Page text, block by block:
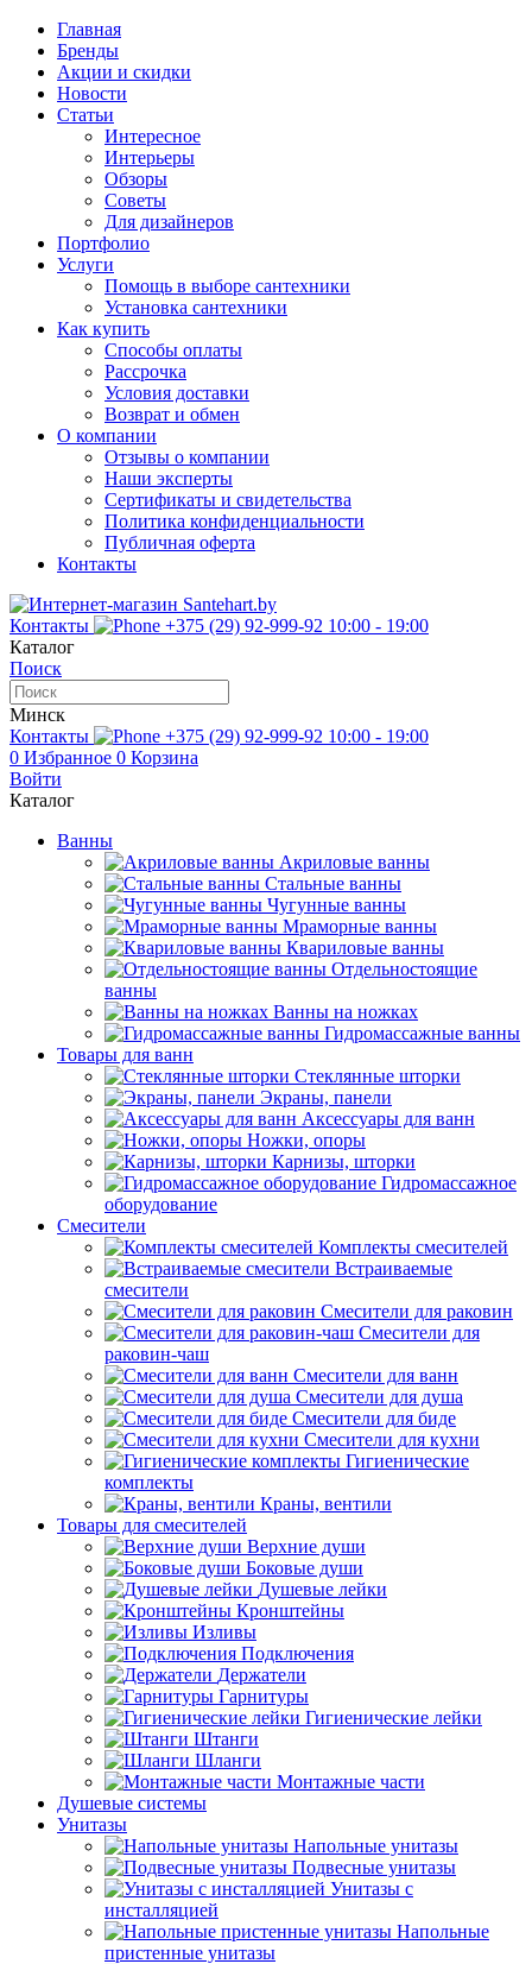
Главная
Бренды
Акции и скидки
Новости
Статьи
Интересное
Интерьеры
Обзоры
Советы
Для дизайнеров
Портфолио
Услуги
Помощь в выборе сантехники
Установка сантехники
Как купить
Способы оплаты
Рассрочка
Условия доставки
Возврат и обмен
О компании
Отзывы о компании
Наши эксперты
Сертификаты и свидетельства
Политика конфиденциальности
Публичная оферта
Контакты
Контакты +375 (29) 92-999-92 10:00 - 19:00
Каталог
Поиск
Минск
Контакты
+375 (29) 92-999-92 10:00 - 19:00
0 Избранное 0 Корзина
Войти
Каталог
Ванны
Акриловые ванны
Стальные ванны
Чугунные ванны
Мраморные ванны
Квариловые ванны
Отдельностоящие
ванны
Ванны на ножках
Гидромассажные ванны
Товары для ванн
Стеклянные шторки
Экраны, панели
Аксессуары для ванн
Ножки, опоры
Карнизы, шторки
Гидромассажное
оборудование
Смесители
Комплекты смесителей
Встраиваемые
смесители
Смесители для раковин
Смесители для
раковин-чаш
Смесители для ванн
Смесители для душа
Смесители для биде
Смесители для кухни
Гигиенические
комплекты
Краны, вентили
Товары для смесителей
Верхние души
Боковые души
Душевые лейки
Кронштейны
Изливы
Подключения
Держатели
Гарнитуры
Гигиенические лейки
Штанги
Шланги
Монтажные части
Душевые системы
Унитазы
Напольные унитазы
Подвесные унитазы
Унитазы с
инсталляцией
Напольные
пристенные унитазы